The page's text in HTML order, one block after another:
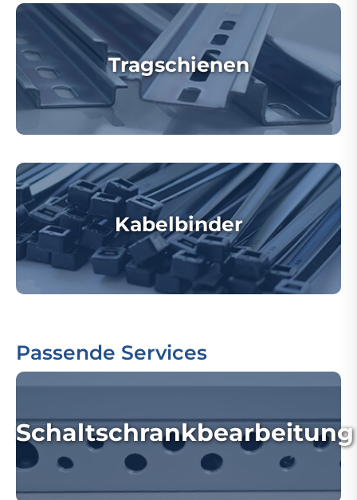
Tragschienen
Kabelbinder
Passende Services
Schaltschrankbearbeitung